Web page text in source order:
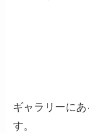
ギャラリーに
す。